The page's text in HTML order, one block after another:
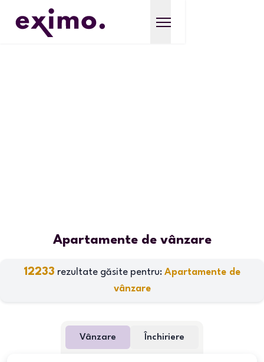
Apartamente de vânzare
12233 rezultate găsite pentru: Apartamente de
vânzare
Vânzare Închiriere